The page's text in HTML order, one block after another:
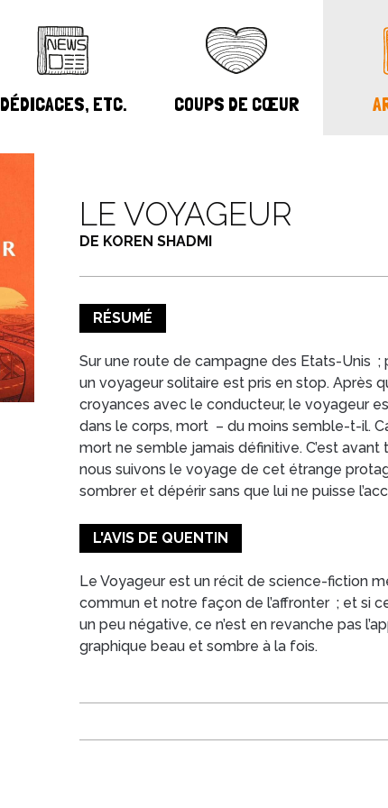
DÉDICACES, ETC. COUPS DE CŒUR
LE VOYAGEUR
DE KOREN SHADMI
RÉSUMÉ
Sur une route de campagne des Etats-Unis
un voyageur solitaire est pris en stop. Après
croyances avec le conducteur, le voyageur
dans le corps, mort – du moins semble-t-il.
mort ne semble jamais définitive. C’est
nous suivons le voyage de cet étrange
sombrer et dépérir sans que lui ne puisse
L'AVIS DE QUENTIN
Le Voyageur est un récit de science-fiction
commun et notre façon de l’affronter ; et si
un peu négative, ce n’est en revanche pas
graphique beau et sombre à la fois.